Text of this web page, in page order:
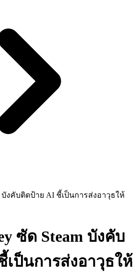
บังคับติดป้าย AI ชี้เป็นการส่งอาวุธให้
ซัด Steam บังคับ
ป็นการส่งอาวุธให้